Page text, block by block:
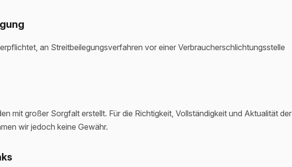
an Streitbeilegungsverfahren vor einer Verbraucherschlichtungsstelle
mit großer Sorgfalt erstellt. Für die Richtigkeit, Vollständigkeit und Aktualität der
wir jedoch keine Gewähr.